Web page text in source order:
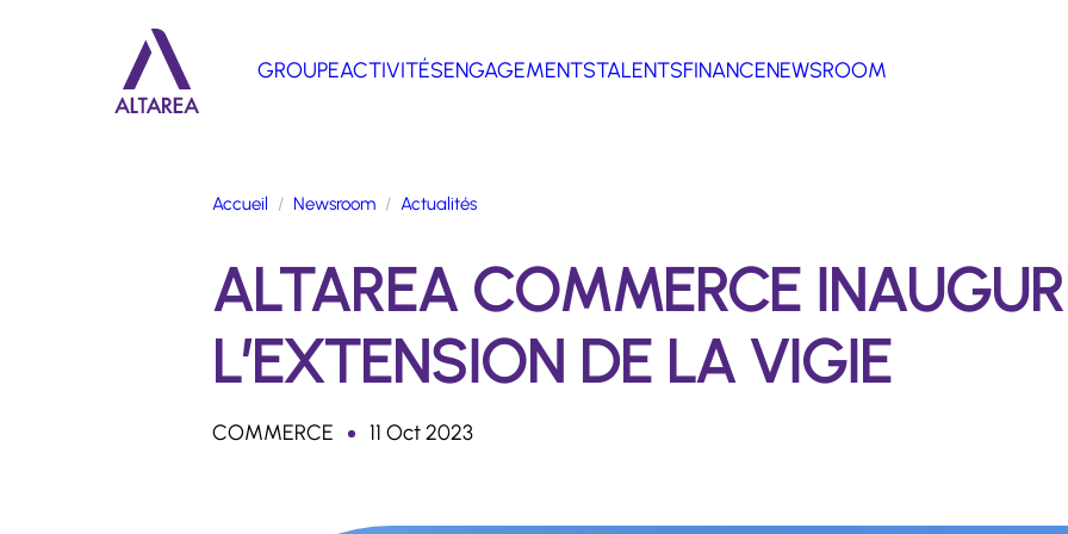
GROUPEACTIVITÉSENGAGEMENTSTALENTSFINANCENEWSROOM
Accueil Newsroom Actualités
ALTAREA COMMERCE
L’EXTENSION DE LA VIGIE
COMMERCE 11 Oct 2023